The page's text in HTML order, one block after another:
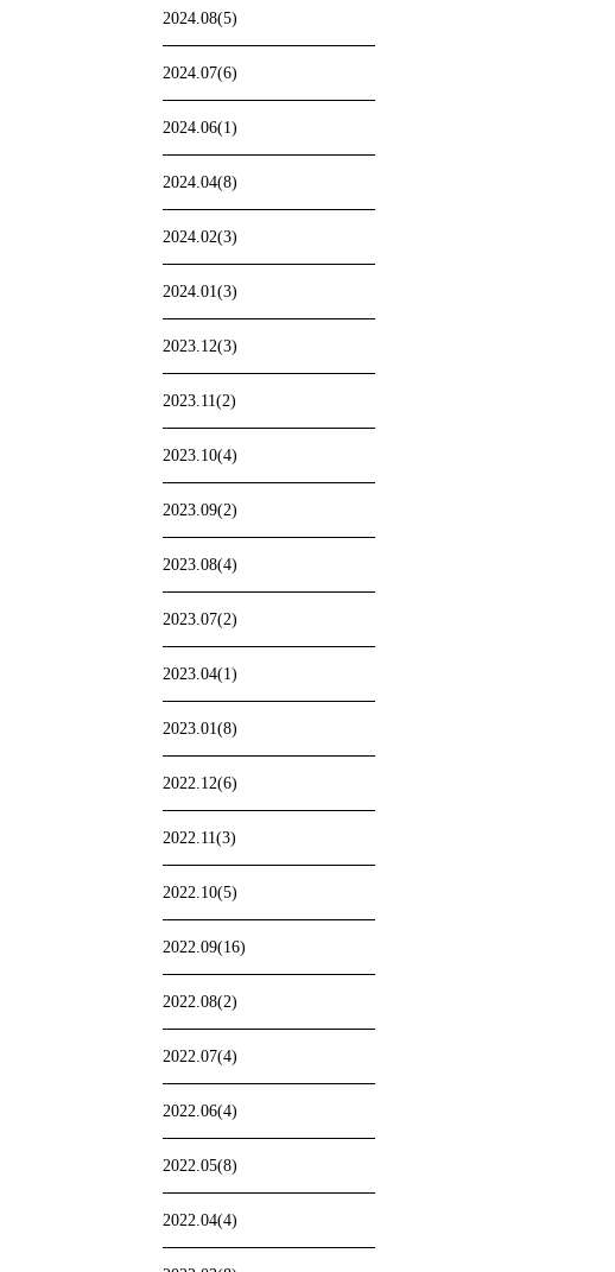
2024.08(5)
2024.07(6)
2024.06(1)
2024.04(8)
2024.02(3)
2024.01(3)
2023.12(3)
2023.11(2)
2023.10(4)
2023.09(2)
2023.08(4)
2023.07(2)
2023.04(1)
2023.01(8)
2022.12(6)
2022.11(3)
2022.10(5)
2022.09(16)
2022.08(2)
2022.07(4)
2022.06(4)
2022.05(8)
2022.04(4)